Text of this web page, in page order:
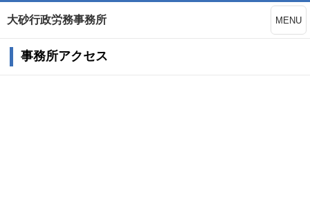
大砂行政労務事務所 MENU
事務所アクセス